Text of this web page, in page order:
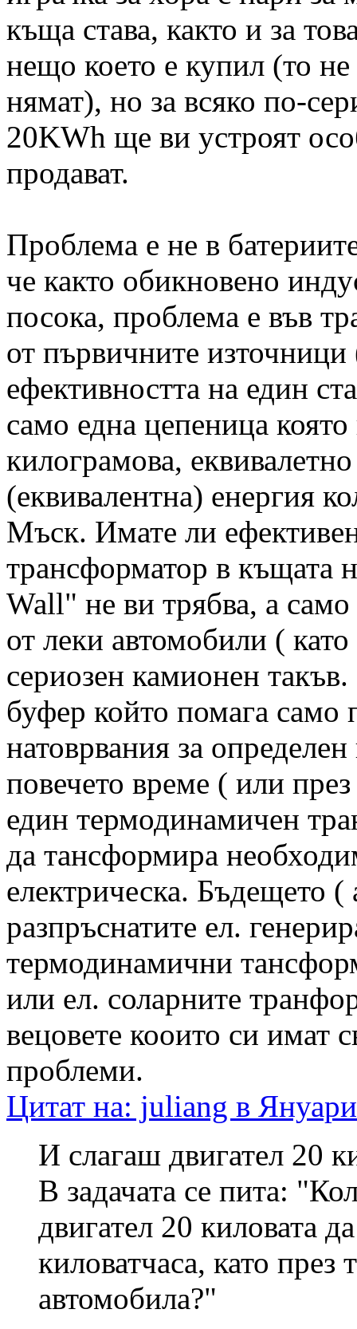
къща става, както и за
нещо което е купил (то
нямат), но за всяко по-
20KWh ще ви устроят
продават.
Проблема е не в
че както обикновено
посока, проблема е във
от първичните
ефективността на един
само една цепеница
килограмова,
(еквивалентна) енергия
Мъск. Имате ли
трансформатор в къщата
Wall" не ви трябва, а
от леки автомобили (
сериозен камионен
буфер който помага само
натоврвания за
повечето време ( или
един термодинамичен
да тансформира
електрическа. Бъдещето (
разпръснатите ел.
термодинамични
или ел. соларните
вецовете кооито си имат
проблеми.
Цитат на: juliang в
И слагаш двигател 20
В задачата се пита:
двигател 20 киловата
киловатчаса, като през
автомобила?"